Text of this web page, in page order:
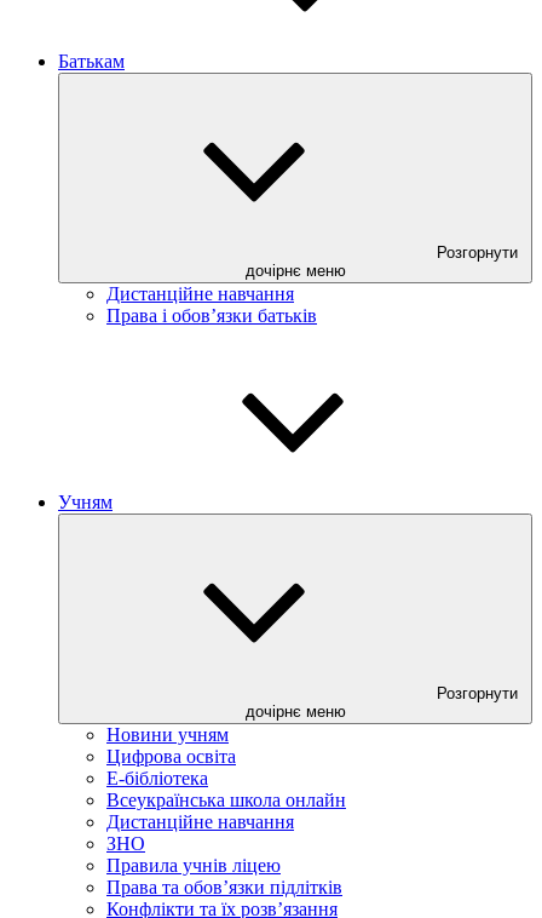
Батькам
Розгорнути
дочірнє меню
Дистанційне навчання
Права і обов’язки батьків
Учням
Розгорнути
дочірнє меню
Новини учням
Цифрова освіта
E-бібліотека
Всеукраїнська школа онлайн
Дистанційне навчання
ЗНО
Правила учнів ліцею
Права та обов’язки підлітків
Конфлікти та їх розв’язання